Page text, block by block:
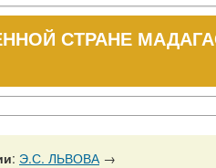
СТРАНЕ
: Э.С. ЛЬВОВА→